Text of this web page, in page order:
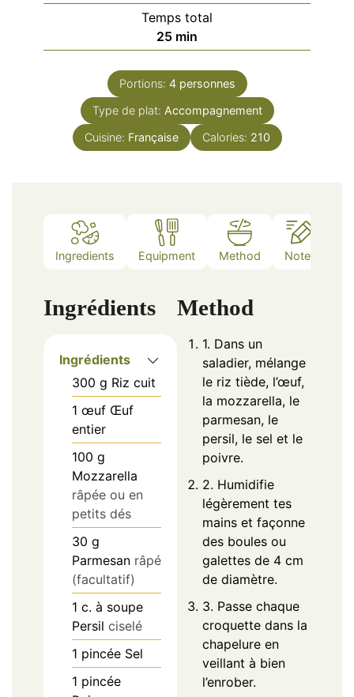
Temps total
25minutes
min
Portions: 4 personnes
Type de plat: Accompagnement
Cuisine: Française Calories: 210
Ingredients Equipment Method Notes
Ingrédients
Ingrédients
300 g Riz cuit
1 œuf Œuf
entier
100 g
Mozzarella
râpée ou en
petits dés
30 g
Parmesan râpé
(facultatif)
1 c. à soupe
Persil ciselé
1 pincée Sel
1 pincée
Method
1. Dans un
saladier, mélange
le riz tiède, l’œuf,
la mozzarella, le
parmesan, le
persil, le sel et le
poivre.
2. Humidifie
légèrement tes
mains et façonne
des boules ou
galettes de 4 cm
de diamètre.
3. Passe chaque
croquette dans la
chapelure en
veillant à bien
l’enrober.